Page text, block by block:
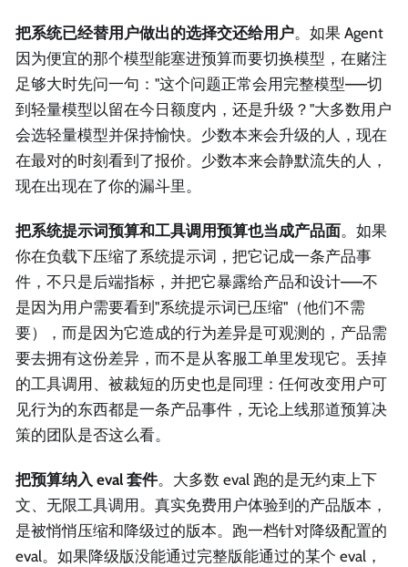
把系统已经替用户做出的选择交还给用户。如果 Agent
因为便宜的那个模型能塞进预算而要切换模型，在赌注
足够大时先问一句："这个问题正常会用完整模型——切
到轻量模型以留在今日额度内，还是升级？"大多数用户
会选轻量模型并保持愉快。少数本来会升级的人，现在
在最对的时刻看到了报价。少数本来会静默流失的人，
现在出现在了你的漏斗里。
把系统提示词预算和工具调用预算也当成产品面。如果
你在负载下压缩了系统提示词，把它记成一条产品事
件，不只是后端指标，并把它暴露给产品和设计——不
是因为用户需要看到"系统提示词已压缩"（他们不需
要），而是因为它造成的行为差异是可观测的，产品需
要去拥有这份差异，而不是从客服工单里发现它。丢掉
的工具调用、被裁短的历史也是同理：任何改变用户可
见行为的东西都是一条产品事件，无论上线那道预算决
策的团队是否这么看。
把预算纳入 eval 套件。大多数 eval 跑的是无约束上下
文、无限工具调用。真实免费用户体验到的产品版本，
是被悄悄压缩和降级过的版本。跑一档针对降级配置的
eval。如果降级版没能通过完整版能通过的某个 eval，